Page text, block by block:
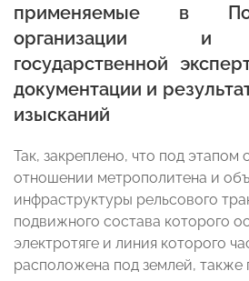
применяемые в
организации и
государственной
документации и
изысканий
Так, закреплено, что под этапом
отношении метрополитена и
инфраструктуры рельсового
подвижного состава которого
электротяге и линия которого
расположена под землей, также